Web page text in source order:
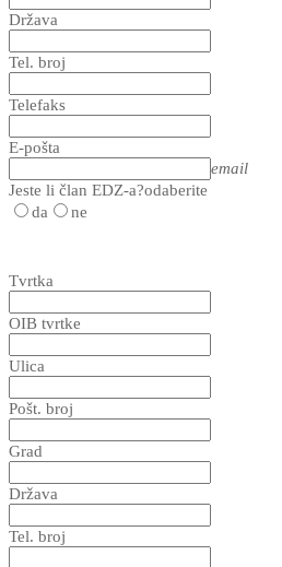
Država
Tel. broj
Telefaks
E-pošta
email
Jeste li član EDZ-a?odaberite
da
ne
Tvrtka
OIB tvrtke
Ulica
Pošt. broj
Grad
Država
Tel. broj